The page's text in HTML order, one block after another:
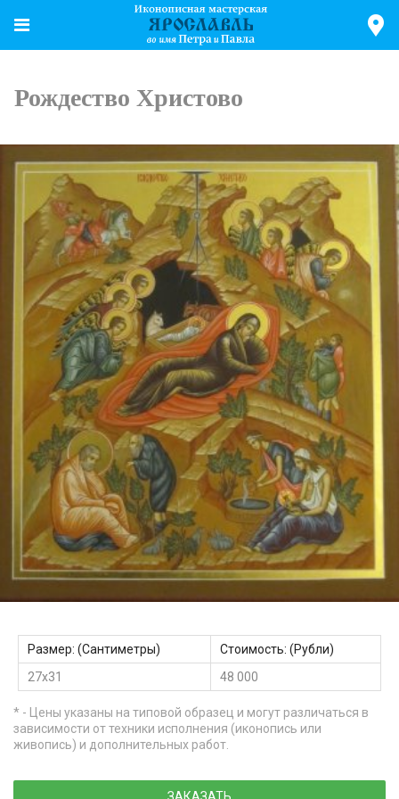
Рождество Христово
Размер: (Сантиметры)
Стоимость: (Рубли)
27х31
48 000
* - Цены указаны на типовой образец и могут различаться в
зависимости от техники исполнения (иконопись или
живопись) и дополнительных работ.
ЗАКАЗАТЬ